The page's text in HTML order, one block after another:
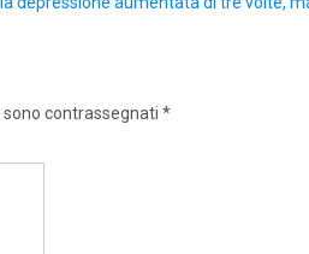
sono contrassegnati *